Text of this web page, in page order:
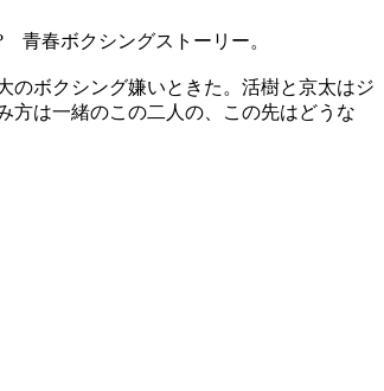
青春ボクシングストーリー。
のボクシング嫌いときた。活樹と京太はジ
方は一緒のこの二人の、この先はどうな